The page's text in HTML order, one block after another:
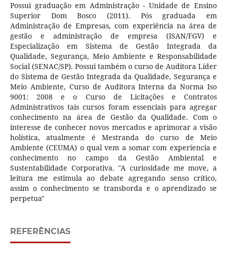
Possui graduação em Administração - Unidade de Ensino
Superior Dom Bosco (2011). Pós graduada em
Administração de Empresas, com experiência na área de
gestão e administração de empresa (ISAN/FGV) e
Especialização em Sistema de Gestão Integrada da
Qualidade, Segurança, Meio Ambiente e Responsabilidade
Social (SENAC/SP). Possui também o curso de Auditora Líder
do Sistema de Gestão Integrada da Qualidade, Segurança e
Meio Ambiente, Curso de Auditora Interna da Norma Iso
9001: 2008 e o Curso de Licitações e Contratos
Administrativos tais cursos foram essenciais para agregar
conhecimento na área de Gestão da Qualidade. Com o
interesse de conhecer novos mercados e aprimorar a visão
holística, atualmente é Mestranda do curso de Meio
Ambiente (CEUMA) o qual vem a somar com experiencia e
conhecimento no campo da Gestão Ambiental e
Sustentabilidade Corporativa. "A curiosidade me move, a
leitura me estimula ao debate agregando senso crítico,
assim o conhecimento se transborda e o aprendizado se
perpetua"
REFERÊNCIAS